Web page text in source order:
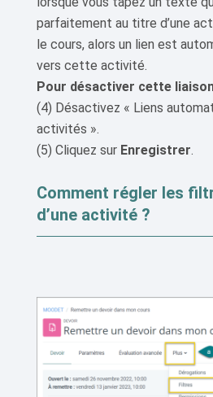
parfaitement au titre d’une
le cours, alors un lien est
vers cette activité.
Pour désactiver cette
(4) Désactivez « Liens
activités ».
(5) Cliquez sur Enregistrer.
Comment régler les
d’une activité ?